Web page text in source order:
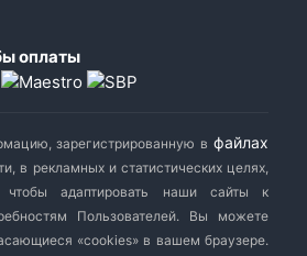
оплаты
зарегистрированную в файлах
в рекламных и статистических целях,
адаптировать наши сайты к
Пользователей. Вы можете
«cookies» в вашем браузере.